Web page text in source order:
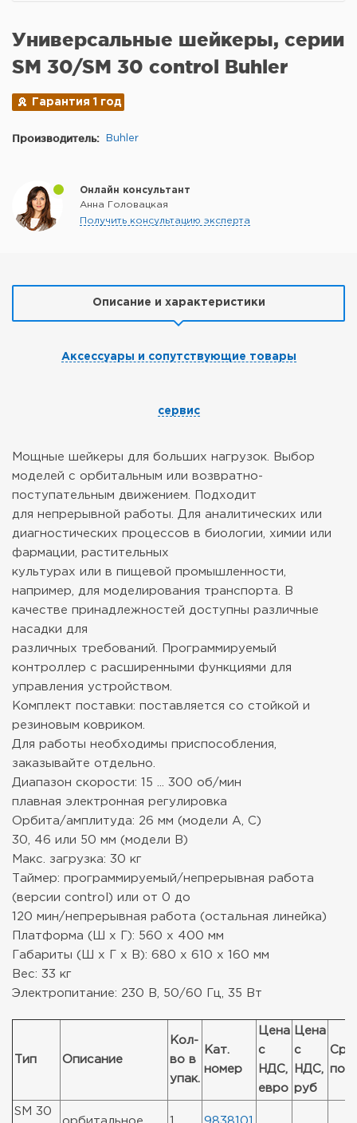
Универсальные шейкеры, серии
SM 30/SM 30 control Buhler
Гарантия 1 год
Производитель: Buhler
Онлайн консультант
Анна Головацкая
Получить консультацию эксперта
Описание и характеристики
Аксессуары и сопутствующие товары
сервис
Мощные шейкеры для больших нагрузок. Выбор
моделей с орбитальным или возвратно-
поступательным движением. Подходит
для непрерывной работы. Для аналитических или
диагностических процессов в биологии, химии или
фармации, растительных
культурах или в пищевой промышленности,
например, для моделирования транспорта. В
качестве принадлежностей доступны различные
насадки для
различных требований. Программируемый
контроллер с расширенными функциями для
управления устройством.
Комплект поставки: поставляется со стойкой и
резиновым ковриком.
Для работы необходимы приспособления,
заказывайте отдельно.
Диапазон скорости: 15 ... 300 об/мин
плавная электронная регулировка
Орбита/амплитуда: 26 мм (модели А, С)
30, 46 или 50 мм (модели В)
Макс. загрузка: 30 кг
Таймер: программируемый/непрерывная работа
(версии control) или от 0 до
120 мин/непрерывная работа (остальная линейка)
Платформа (Ш x Г): 560 х 400 мм
Габариты (Ш x Г x В): 680 х 610 х 160 мм
Вес: 33 кг
Электропитание: 230 В, 50/60 Гц, 35 Вт
Тип Описание
Кол-
во в
упак.
Кат.
номер
Цена
с
НДС,
евро
Цена
с
НДС,
руб
SM 30